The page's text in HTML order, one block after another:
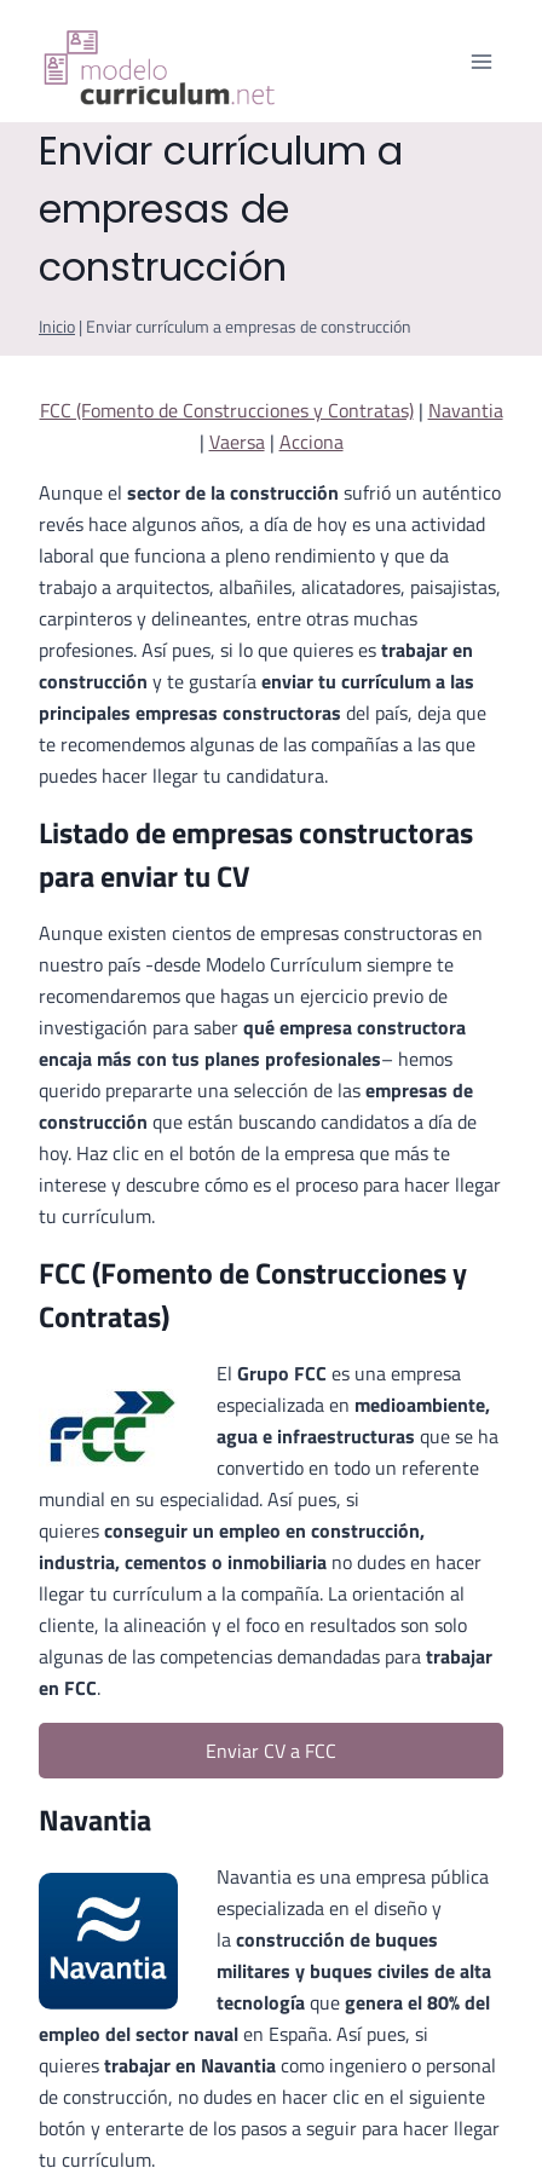
contenido
Enviar currículum a
empresas de
construcción
Inicio | Enviar currículum a empresas de construcción
FCC (Fomento de Construcciones y Contratas)| Navantia
| Vaersa| Acciona
Aunque el sector de la construcción sufrió un auténtico
revés hace algunos años, a día de hoy es una actividad
laboral que funciona a pleno rendimiento y que da
trabajo a arquitectos, albañiles, alicatadores, paisajistas,
carpinteros y delineantes, entre otras muchas
profesiones. Así pues, si lo que quieres estrabajar en
construcción y te gustaríaenviar tu currículum a las
principales empresas constructoras del país, deja que
te recomendemos algunas de las compañías a las que
puedes hacer llegar tu candidatura.
Listado de empresas constructoras
para enviar tu CV
Aunque existen cientos de empresas constructoras en
nuestro país -desde Modelo Currículum siempre te
recomendaremos que hagas un ejercicio previo de
investigación para saberqué empresa constructora
encaja más con tus planes profesionales– hemos
querido prepararte una selección de lasempresas de
construcción que están buscando candidatos a día de
hoy. Haz clic en el botón de la empresa que más te
interese y descubre cómo es el proceso para hacer llegar
tu currículum.
FCC (Fomento de Construcciones y
Contratas)
El Grupo FCC es una empresa
especializada en medioambiente,
agua e infraestructuras que se ha
convertido en todo un referente
mundial en su especialidad. Así pues, si
quieresconseguir un empleo en construcción,
industria, cementos o inmobiliaria no dudes en hacer
llegar tu currículum a la compañía. La orientación al
cliente, la alineación y el foco en resultados son solo
algunas de las competencias demandadas paratrabajar
en FCC.
Enviar CV a FCC
Navantia
Navantia es una empresa pública
especializada en el diseño y
laconstrucción de buques
militares y buques civiles de alta
tecnologíaquegenera el 80% del
empleo del sector navalen España. Así pues, si
quierestrabajar en Navantiacomo ingeniero o personal
de construcción, no dudes en hacer clic en el siguiente
botón y enterarte de los pasos a seguir para hacer llegar
tu currículum.